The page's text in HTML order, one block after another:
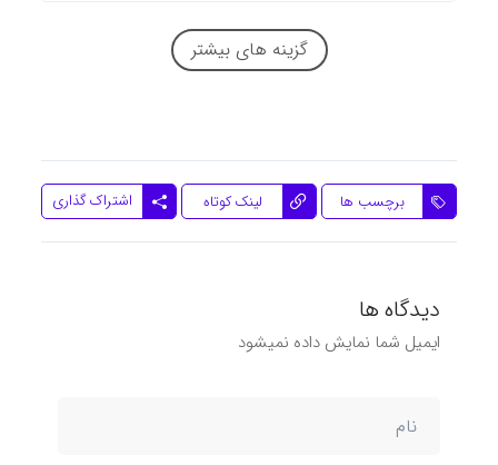
گزینه های بیشتر
برچسب ها لینک کوتاه اشتراک گذاری
دیدگاه ها
ایمیل شما نمایش داده نمیشود